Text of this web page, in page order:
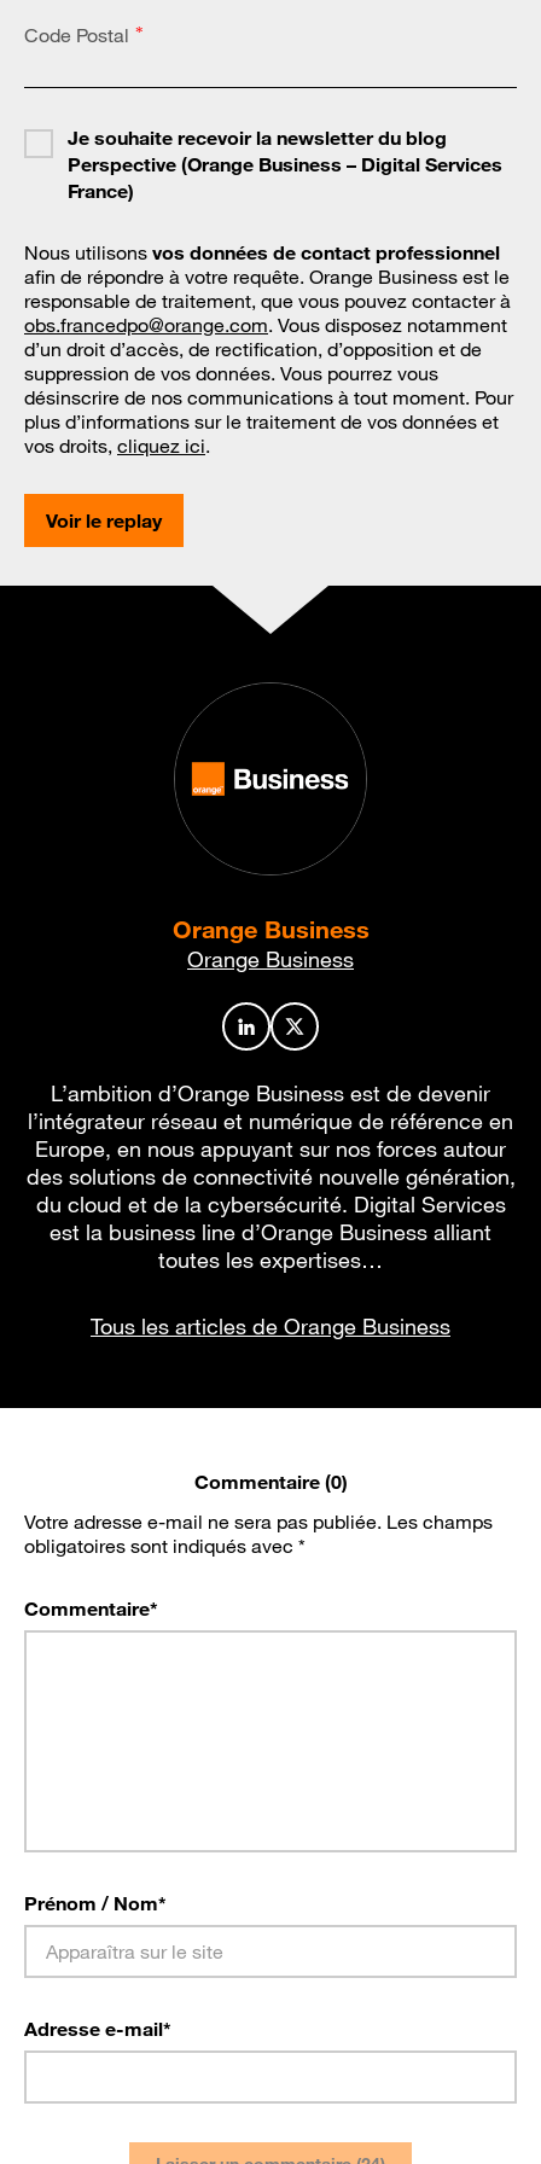
*
Code Postal
Je souhaite recevoir la newsletter du blog
Perspective (Orange Business – Digital Services
France)
Nous utilisons vos données de contact professionnel
afin de répondre à votre requête. Orange Business est le
responsable de traitement, que vous pouvez contacter à
obs.francedpo@orange.com. Vous disposez notamment
d’un droit d’accès, de rectification, d’opposition et de
suppression de vos données. Vous pourrez vous
désinscrire de nos communications à tout moment. Pour
plus d’informations sur le traitement de vos données et
vos droits, cliquez ici.
Voir le replay
Orange Business
Orange Business
Profil de l’auteur sur LinkedIn
Profil de l’auteur sur X
L’ambition d’Orange Business est de devenir
l’intégrateur réseau et numérique de référence en
Europe, en nous appuyant sur nos forces autour
des solutions de connectivité nouvelle génération,
du cloud et de la cybersécurité. Digital Services
est la business line d’Orange Business alliant
toutes les expertises…
Tous les articles de Orange Business
Commentaire (0)
Votre adresse e-mail ne sera pas publiée. Les champs
obligatoires sont indiqués avec *
Commentaire*
Prénom / Nom*
Adresse e-mail*